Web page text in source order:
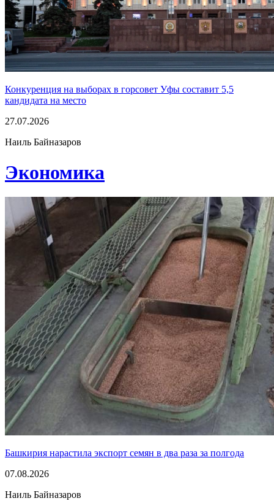
Конкуренция на выборах в горсовет Уфы составит 5,5
кандидата на место
27.07.2026
Наиль Байназаров
Экономика
Башкирия нарастила экспорт семян в два раза за полгода
07.08.2026
Наиль Байназаров